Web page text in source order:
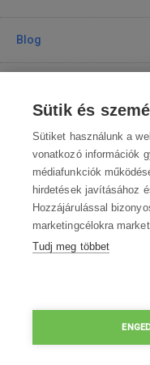
Blog
A vásárlásról
Kapcsolat
Lépjen
Sütik és
Sütiket használunk a
vonatkozó információk
médiafunkciók
hirdetések javításához
Hozzájárulással
marketingcélokra
Tudj meg többet